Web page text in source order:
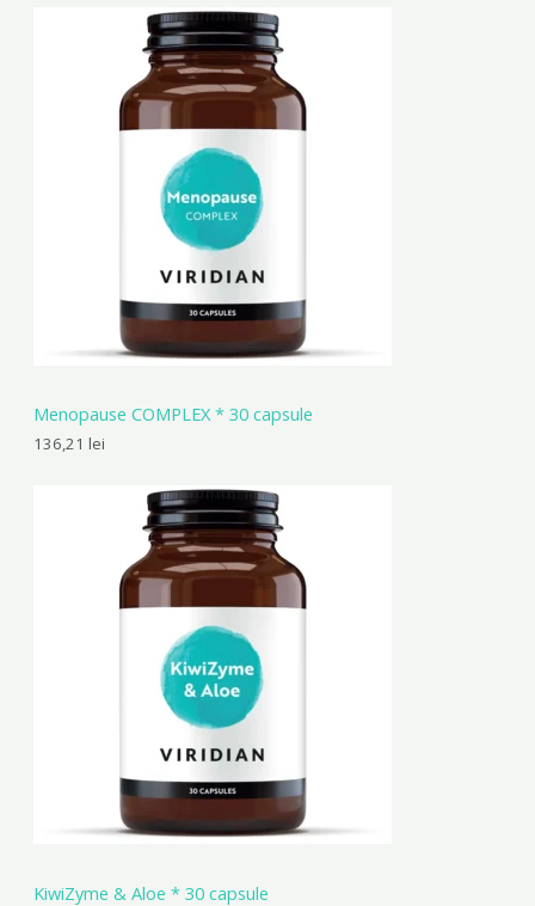
Menopause COMPLEX * 30 capsule
136,21 lei
KiwiZyme & Aloe * 30 capsule